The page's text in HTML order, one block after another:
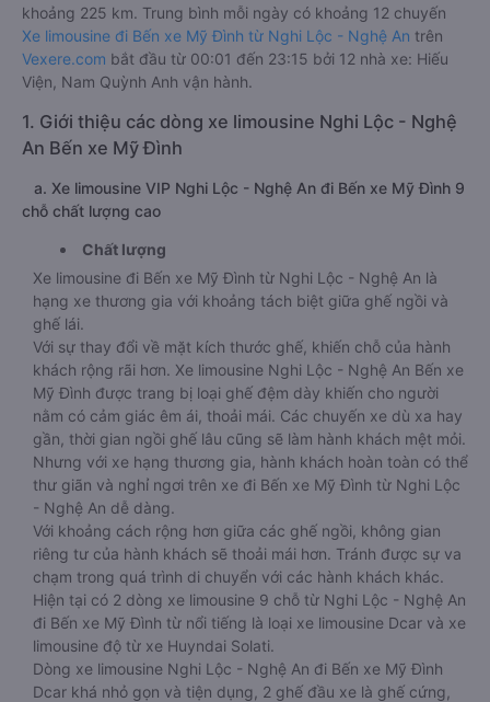
khoảng 225 km. Trung bình mỗi ngày có khoảng 12 chuyến
Xe limousine đi Bến xe Mỹ Đình từ Nghi Lộc - Nghệ An trên
Vexere.com bắt đầu từ 00:01 đến 23:15 bởi 12 nhà xe: Hiếu
Viện, Nam Quỳnh Anh vận hành.
1. Giới thiệu các dòng xe limousine Nghi Lộc - Nghệ
An Bến xe Mỹ Đình
a. Xe limousine VIP Nghi Lộc - Nghệ An đi Bến xe Mỹ Đình 9
chỗ chất lượng cao
Chất lượng
Xe limousine đi Bến xe Mỹ Đình từ Nghi Lộc - Nghệ An là
hạng xe thương gia với khoảng tách biệt giữa ghế ngồi và
ghế lái.
Với sự thay đổi về mặt kích thước ghế, khiến chỗ của hành
khách rộng rãi hơn. Xe limousine Nghi Lộc - Nghệ An Bến xe
Mỹ Đình được trang bị loại ghế đệm dày khiến cho người
nằm có cảm giác êm ái, thoải mái. Các chuyến xe dù xa hay
gần, thời gian ngồi ghế lâu cũng sẽ làm hành khách mệt mỏi.
Nhưng với xe hạng thương gia, hành khách hoàn toàn có thể
thư giãn và nghỉ ngơi trên xe đi Bến xe Mỹ Đình từ Nghi Lộc
- Nghệ An dễ dàng.
Với khoảng cách rộng hơn giữa các ghế ngồi, không gian
riêng tư của hành khách sẽ thoải mái hơn. Tránh được sự va
chạm trong quá trình di chuyển với các hành khách khác.
Hiện tại có 2 dòng xe limousine 9 chỗ từ Nghi Lộc - Nghệ An
đi Bến xe Mỹ Đình từ nổi tiếng là loại xe limousine Dcar và xe
limousine độ từ xe Huyndai Solati.
Dòng xe limousine Nghi Lộc - Nghệ An đi Bến xe Mỹ Đình
Dcar khá nhỏ gọn và tiện dụng, 2 ghế đầu xe là ghế cứng,